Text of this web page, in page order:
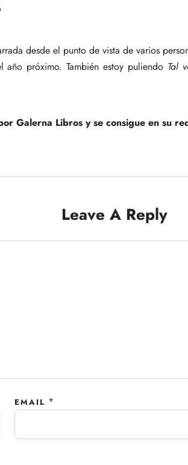
desde el punto de vista de varios
próximo. También estoy puliendo Tal
Galerna Libros y se consigue en su
Leave A Reply
EMAIL *